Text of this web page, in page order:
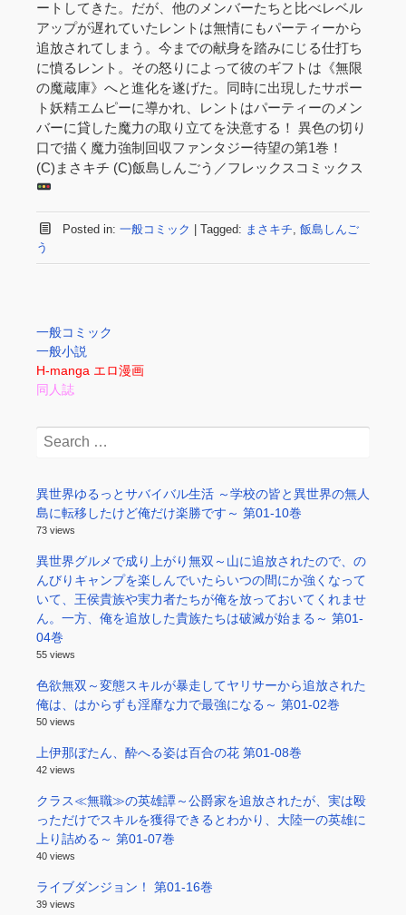
ートしてきた。だが、他のメンバーたちと比べレベル
アップが遅れていたレントは無情にもパーティーから
追放されてしまう。今までの献身を踏みにじる仕打ち
に憤るレント。その怒りによって彼のギフトは《無限
の魔蔵庫》へと進化を遂げた。同時に出現したサポー
ト妖精エムピーに導かれ、レントはパーティーのメン
バーに貸した魔力の取り立てを決意する！ 異色の切り
口で描く魔力強制回収ファンタジー待望の第1巻！
(C)まさキチ (C)飯島しんごう／フレックスコミックス
Posted in: 一般コミック | Tagged: まさキチ 飯島しんご
う
一般コミック
一般小説
H-manga エロ漫画
同人誌
Search
異世界ゆるっとサバイバル生活 ～学校の皆と異世界の無人
島に転移したけど俺だけ楽勝です～ 第01-10巻
73 views
異世界グルメで成り上がり無双～山に追放されたので、の
んびりキャンプを楽しんでいたらいつの間にか強くなって
いて、王侯貴族や実力者たちが俺を放っておいてくれませ
ん。一方、俺を追放した貴族たちは破滅が始まる～ 第01-
04巻
55 views
色欲無双～変態スキルが暴走してヤリサーから追放された
俺は、はからずも淫靡な力で最強になる～ 第01-02巻
50 views
上伊那ぼたん、酔へる姿は百合の花 第01-08巻
42 views
クラス≪無職≫の英雄譚～公爵家を追放されたが、実は殴
っただけでスキルを獲得できるとわかり、大陸一の英雄に
上り詰める～ 第01-07巻
40 views
ライブダンジョン！ 第01-16巻
39 views